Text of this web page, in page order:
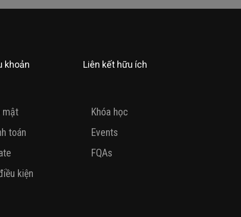
khoản
mật
toán
kiện
Liên kết hữu ích
Khóa học
Events
FQAs